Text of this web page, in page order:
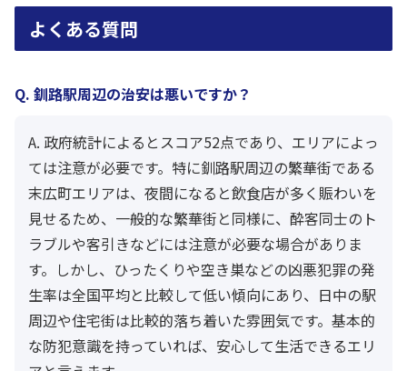
よくある質問
Q. 釧路駅周辺の治安は悪いですか？
A. 政府統計によるとスコア52点であり、エリアによっ
ては注意が必要です。特に釧路駅周辺の繁華街である
末広町エリアは、夜間になると飲食店が多く賑わいを
見せるため、一般的な繁華街と同様に、酔客同士のト
ラブルや客引きなどには注意が必要な場合がありま
す。しかし、ひったくりや空き巣などの凶悪犯罪の発
生率は全国平均と比較して低い傾向にあり、日中の駅
周辺や住宅街は比較的落ち着いた雰囲気です。基本的
な防犯意識を持っていれば、安心して生活できるエリ